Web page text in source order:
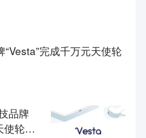
完成千万元天使轮
品牌
使轮融